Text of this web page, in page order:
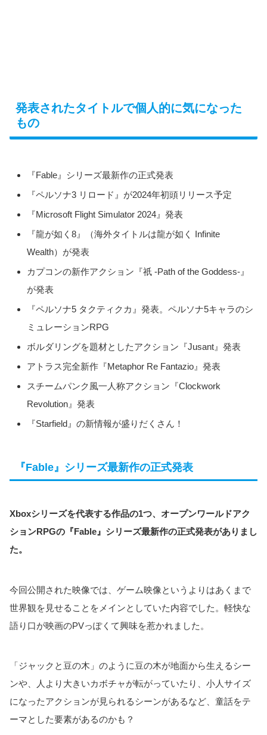
発表されたタイトルで個人的に気になった
もの
『Fable』シリーズ最新作の正式発表
『ペルソナ3 リロード』が2024年初頭リリース予定
『Microsoft Flight Simulator 2024』発表
『龍が如く8』（海外タイトルは龍が如く Infinite
Wealth）が発表
カプコンの新作アクション『祇 -Path of the Goddess-』
が発表
『ペルソナ5 タクティクカ』発表。ペルソナ5キャラのシ
ミュレーションRPG
ボルダリングを題材としたアクション『Jusant』発表
アトラス完全新作『Metaphor Re Fantazio』発表
スチームパンク風一人称アクション『Clockwork
Revolution』発表
『Starfield』の新情報が盛りだくさん！
『Fable』シリーズ最新作の正式発表
Xboxシリーズを代表する作品の1つ、オープンワールドアク
ションRPGの『Fable』シリーズ最新作の正式発表がありまし
た。
今回公開された映像では、ゲーム映像というよりはあくまで
世界観を見せることをメインとしていた内容でした。軽快な
語り口が映画のPVっぽくて興味を惹かれました。
「ジャックと豆の木」のように豆の木が地面から生えるシー
ンや、人より大きいカボチャが転がっていたり、小人サイズ
になったアクションが見られるシーンがあるなど、童話をテ
ーマとした要素があるのかも？